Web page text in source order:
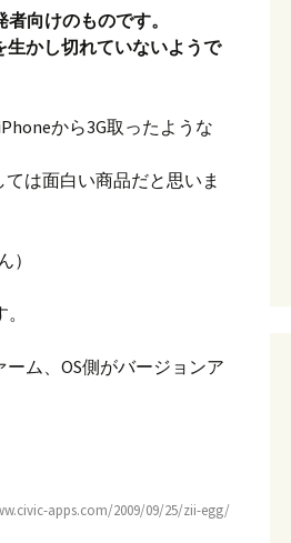
向けのものです。
かし切れていないようで
から3G取ったような
は面白い商品だと思いま
ム、OS側がバージョンア
apps.com/2009/09/25/zii-egg/